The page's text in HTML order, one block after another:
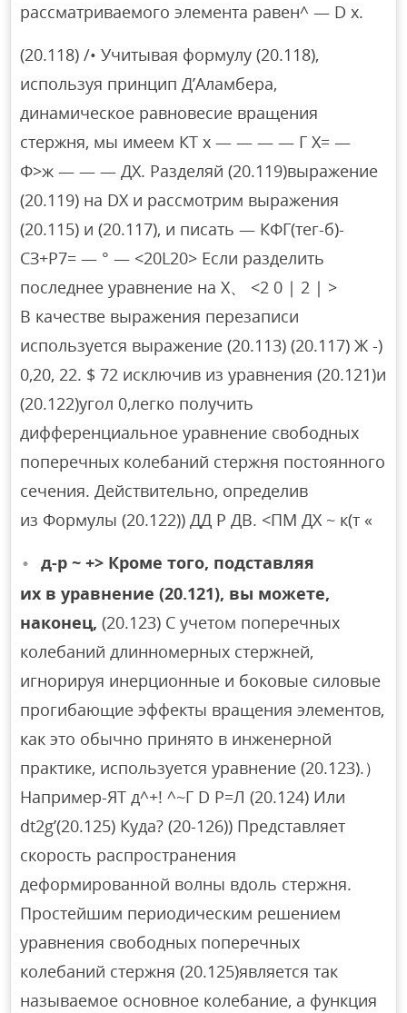
рассматриваемого элемента равен^ — D x.
(20.118) /• Учитывая формулу (20.118),
используя принцип Д’Аламбера,
динамическое равновесие вращения
стержня, мы имеем КТ х — — — — Г X= —
Ф>ж — — — ДХ. Разделяй (20.119)выражение
(20.119) на DX и рассмотрим выражения
(20.115) и (20.117), и писать — КФГ(тег-б)-
СЗ+Р7= — ° — <20L20> Если разделить
последнее уравнение на X、 <2 0 | 2 | >
В качестве выражения перезаписи
используется выражение (20.113) (20.117) Ж -)
0,20, 22. $ 72 исключив из уравнения (20.121)и
(20.122)угол 0,легко получить
дифференциальное уравнение свободных
поперечных колебаний стержня постоянного
сечения. Действительно, определив
из Формулы (20.122)) ДД Р ДВ. <ПМ ДХ ~ к(т «
д-р ~ +> Кроме того, подставляя
их в уравнение (20.121), вы можете,
наконец, (20.123) С учетом поперечных
колебаний длинномерных стержней,
игнорируя инерционные и боковые силовые
прогибающие эффекты вращения элементов,
как это обычно принято в инженерной
практике, используется уравнение (20.123).）
Например-ЯТ д^+! ^~Г D Р=Л (20.124) Или
dt2g’(20.125) Куда? (20-126)) Представляет
скорость распространения
деформированной волны вдоль стержня.
Простейшим периодическим решением
уравнения свободных поперечных
колебаний стержня (20.125)является так
называемое основное колебание, а функция